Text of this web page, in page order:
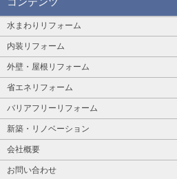
水まわりリフォーム
内装リフォーム
外壁・屋根リフォーム
省エネリフォーム
バリアフリーリフォーム
新築・リノベーション
会社概要
お問い合わせ